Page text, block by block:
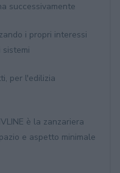
successivamente
i propri interessi
per l'edilizia
è la zanzariera
e aspetto minimale